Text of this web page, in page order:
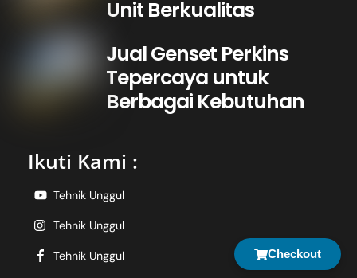
Checkout
Unit Berkualitas
Jual Genset Perkins
Tepercaya untuk
Berbagai Kebutuhan
Ikuti Kami :
Tehnik Unggul
Tehnik Unggul
Tehnik Unggul